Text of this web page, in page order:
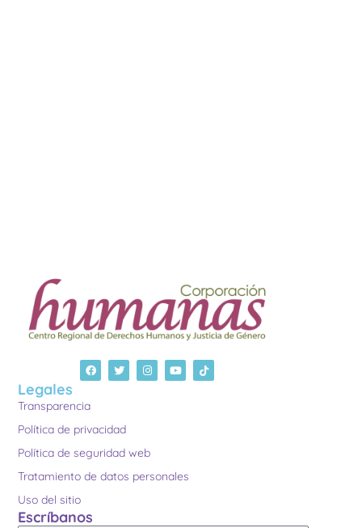
Legales
Transparencia
Política de privacidad
Política de seguridad web
Tratamiento de datos personales
Uso del sitio
Escríbanos